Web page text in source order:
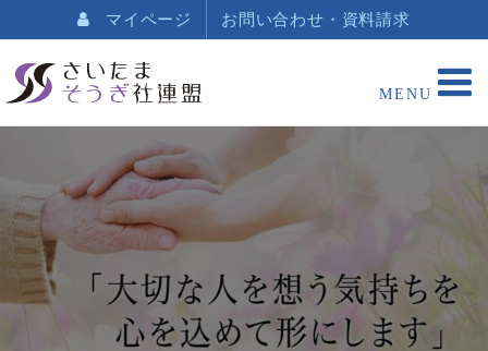
マイページ お問い合わせ・資料請求